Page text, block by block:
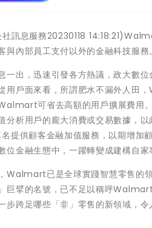
訊息服務20230118
與內部員工支付以外的金融科技服
一出，迅速引發各方熱議，政大數
用戶面來看，所謂肥水不漏外人田
可省去高額的用戶擴展費用
分析用戶的龐大消費或交易數據，
提供顧客金融加值服務，以期增加
位金融生態中，一躍轉變成建構自
Walmart已是全球實踐智慧零售的
巨擘的名號，已不足以稱呼
步跨足哪些「非」零售的新領域，令